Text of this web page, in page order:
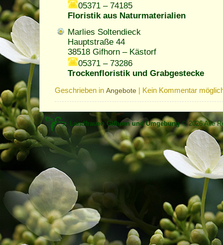
05371 – 74185
Floristik aus Naturmaterialien
Marlies Soltendieck
Hauptstraße 44
38518 Gifhorn – Kästorf
05371 – 73286
Trockenfloristik und Grabgestecke
Geschrieben in Angebote | Kein Kommentar
Landfrauen Gifhorn und Umgebung© 2026 Alle